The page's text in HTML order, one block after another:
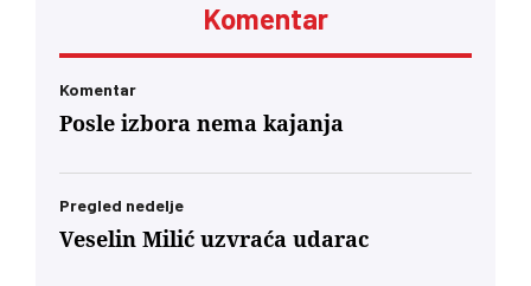
Komentar
Komentar
Posle izbora nema kajanja
Pregled nedelje
Veselin Milić uzvraća udarac